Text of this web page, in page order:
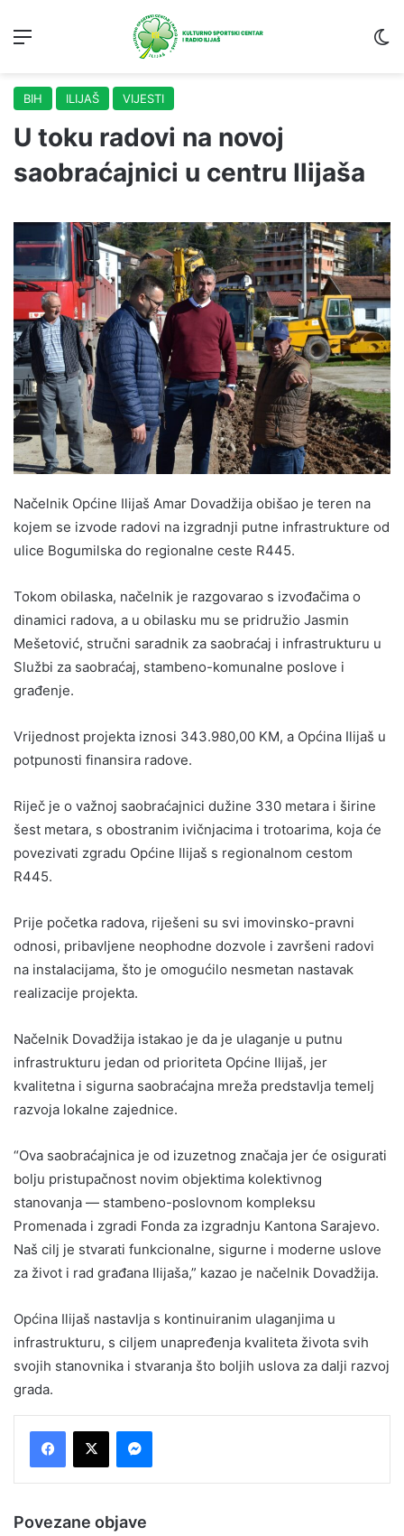
BIH ILIJAŠ VIJESTI
U toku radovi na novoj
saobraćajnici u centru Ilijaša
Načelnik Općine Ilijaš Amar Dovadžija obišao je teren na
kojem se izvode radovi na izgradnji putne infrastrukture od
ulice Bogumilska do regionalne ceste R445.
Tokom obilaska, načelnik je razgovarao s izvođačima o
dinamici radova, a u obilasku mu se pridružio Jasmin
Mešetović, stručni saradnik za saobraćaj i infrastrukturu u
Službi za saobraćaj, stambeno-komunalne poslove i
građenje.
Vrijednost projekta iznosi 343.980,00 KM, a Općina Ilijaš u
potpunosti finansira radove.
Riječ je o važnoj saobraćajnici dužine 330 metara i širine
šest metara, s obostranim ivičnjacima i trotoarima, koja će
povezivati zgradu Općine Ilijaš s regionalnom cestom
R445.
Prije početka radova, riješeni su svi imovinsko-pravni
odnosi, pribavljene neophodne dozvole i završeni radovi
na instalacijama, što je omogućilo nesmetan nastavak
realizacije projekta.
Načelnik Dovadžija istakao je da je ulaganje u putnu
infrastrukturu jedan od prioriteta Općine Ilijaš, jer
kvalitetna i sigurna saobraćajna mreža predstavlja temelj
razvoja lokalne zajednice.
“Ova saobraćajnica je od izuzetnog značaja jer će osigurati
bolju pristupačnost novim objektima kolektivnog
stanovanja — stambeno-poslovnom kompleksu
Promenada i zgradi Fonda za izgradnju Kantona Sarajevo.
Naš cilj je stvarati funkcionalne, sigurne i moderne uslove
za život i rad građana Ilijaša,” kazao je načelnik Dovadžija.
Općina Ilijaš nastavlja s kontinuiranim ulaganjima u
infrastrukturu, s ciljem unapređenja kvaliteta života svih
svojih stanovnika i stvaranja što boljih uslova za dalji razvoj
grada.
Povezane objave